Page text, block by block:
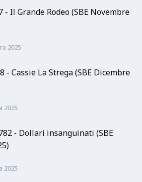
- Il Grande Rodeo (SBE Novembre
2025
- Cassie La Strega (SBE Dicembre
2025
- Dollari insanguinati (SBE
2025